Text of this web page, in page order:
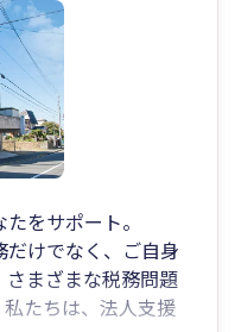
をサポート。
けでなく、ご自身
まざまな税務問題
たちは、法人支援